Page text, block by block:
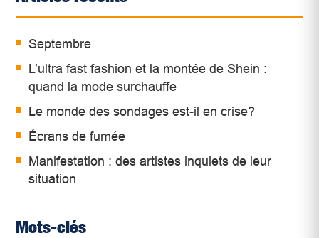
Septembre
L’ultra fast fashion et la montée de Shein :
quand la mode surchauffe
Le monde des sondages est-il en crise?
Écrans de fumée
Manifestation : des artistes inquiets de leur
situation
Mots-clés